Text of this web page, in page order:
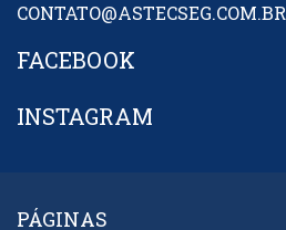
CONTATO@ASTECSEG.COM.BR
FACEBOOK
INSTAGRAM
PÁGINAS